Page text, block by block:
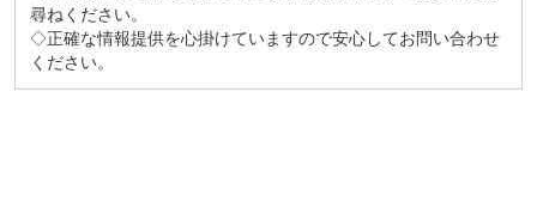
尋ねください。
◇正確な情報提供を心掛けていますので安心してお問い合わせ
ください。